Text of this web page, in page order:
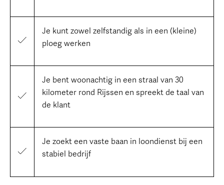
Je kunt zowel zelfstandig als in een (kleine)
ploeg werken
Je bent woonachtig in een straal van 30
kilometer rond Rijssen en spreekt de taal van
de klant
Je zoekt een vaste baan in loondienst bij een
stabiel bedrijf